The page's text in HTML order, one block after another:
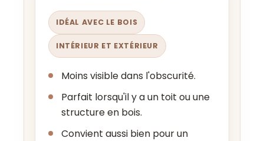
IDÉAL AVEC LE BOIS
INTÉRIEUR ET EXTÉRIEUR
Moins visible dans l'obscurité.
Parfait lorsqu'il y a un toit ou une
structure en bois.
Convient aussi bien pour un